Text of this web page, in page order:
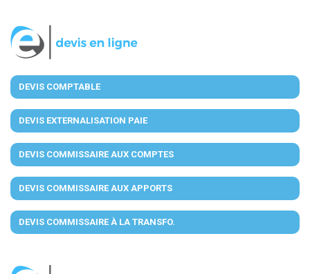
DEVIS COMPTABLE
DEVIS EXTERNALISATION PAIE
DEVIS COMMISSAIRE AUX COMPTES
DEVIS COMMISSAIRE AUX APPORTS
DEVIS COMMISSAIRE À LA TRANSFO.